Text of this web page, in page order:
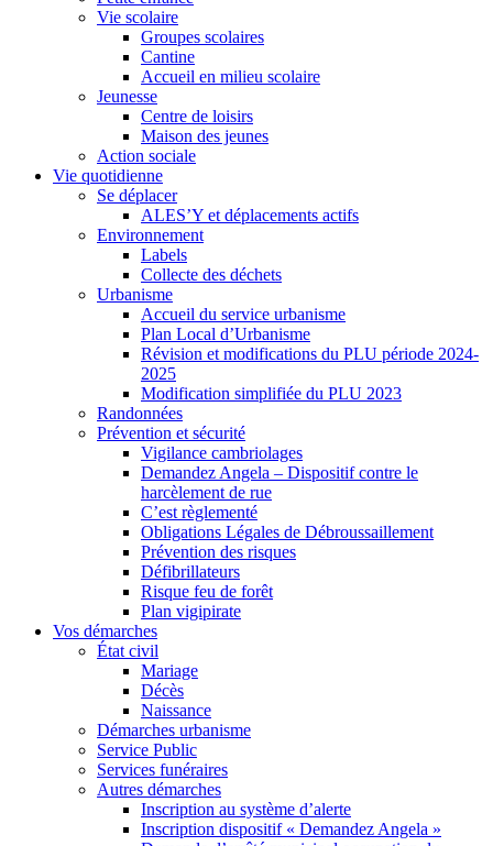
Vie scolaire
Groupes scolaires
Cantine
Accueil en milieu scolaire
Jeunesse
Centre de loisirs
Maison des jeunes
Action sociale
Vie quotidienne
Se déplacer
ALES’Y et déplacements actifs
Environnement
Labels
Collecte des déchets
Urbanisme
Accueil du service urbanisme
Plan Local d’Urbanisme
Révision et modifications du PLU période 2024-
2025
Modification simplifiée du PLU 2023
Randonnées
Prévention et sécurité
Vigilance cambriolages
Demandez Angela – Dispositif contre le
harcèlement de rue
C’est règlementé
Obligations Légales de Débroussaillement
Prévention des risques
Défibrillateurs
Risque feu de forêt
Plan vigipirate
Vos démarches
État civil
Mariage
Décès
Naissance
Démarches urbanisme
Service Public
Services funéraires
Autres démarches
Inscription au système d’alerte
Inscription dispositif « Demandez Angela »